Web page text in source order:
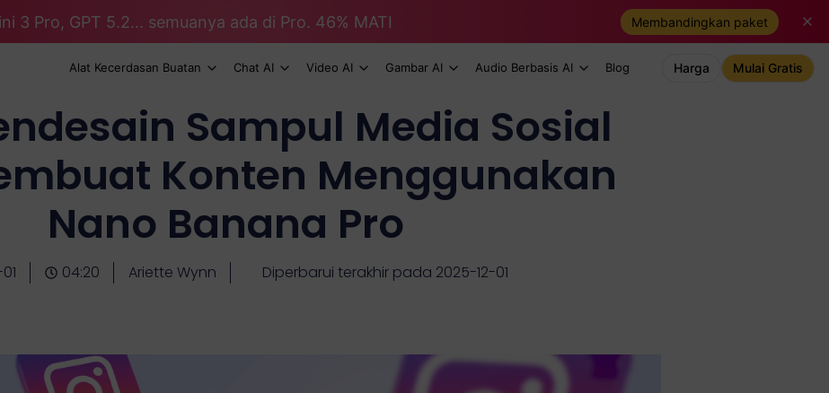
3 Pro, GPT 5.2... semuanya ada di Pro. 46% MATI Membandingkan paket
Alat Kecerdasan Buatan Chat AI Video AI Gambar AI Audio Berbasis AI Blog Harga Mulai Gratis
Sampul Media Sosial
Konten Menggunakan
Nano Banana Pro
04:20 Ariette Wynn Diperbarui terakhir pada 2025-12-01